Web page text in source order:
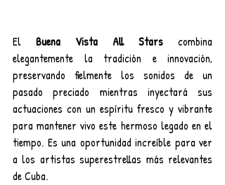
El Buena Vista All Stars combina
elegantemente la tradición e innovación,
preservando fielmente los sonidos de un
pasado preciado mientras inyectará sus
actuaciones con un espíritu fresco y vibrante
para mantener vivo este hermoso legado en el
tiempo. Es una oportunidad increíble para ver
a los artistas superestrellas más relevantes
de Cuba.